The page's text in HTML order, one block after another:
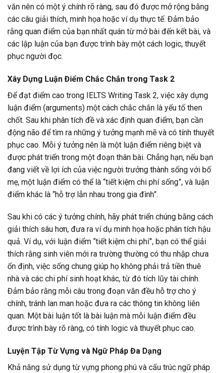
văn nên có một ý chính rõ ràng, sau đó được mở rộng bằng
các câu giải thích, minh họa hoặc ví dụ thực tế. Đảm bảo
rằng quan điểm của bạn nhất quán từ mở bài đến kết bài, và
các lập luận của bạn được trình bày một cách logic, thuyết
phục người đọc.
Xây Dựng Luận Điểm Chắc Chắn trong Task 2
Để đạt điểm cao trong IELTS Writing Task 2, việc xây dựng
luận điểm (arguments) một cách chắc chắn là yếu tố then
chốt. Sau khi phân tích đề và xác định quan điểm, bạn cần
động não để tìm ra những ý tưởng mạnh mẽ và có tính thuyết
phục cao. Mỗi ý tưởng nên là một luận điểm riêng biệt và
được phát triển trong một đoạn thân bài. Chẳng hạn, nếu bạn
đang viết về lợi ích của việc người trưởng thành sống với bố
mẹ, một luận điểm có thể là “tiết kiệm chi phí sống”, và luận
điểm khác là “hỗ trợ lẫn nhau trong gia đình”.
Sau khi có các ý tưởng chính, hãy phát triển chúng bằng cách
giải thích sâu hơn, đưa ra ví dụ minh họa hoặc phân tích hậu
quả. Ví dụ, với luận điểm “tiết kiệm chi phí”, bạn có thể giải
thích rằng sinh viên mới ra trường thường có thu nhập chưa
ổn định, việc sống chung giúp họ không phải trả tiền thuê
nhà và các chi phí sinh hoạt khác, từ đó tích lũy tài chính.
Đảm bảo rằng mỗi câu trong đoạn văn đều hỗ trợ cho ý
chính, tránh lan man hoặc đưa ra các thông tin không liên
quan. Một bài luận tốt là bài luận mà mỗi luận điểm đều
được trình bày rõ ràng, có tính logic và thuyết phục cao.
Luyện Tập Từ Vựng và Ngữ Pháp Đa Dạng
Khả năng sử dụng từ vựng phong phú và cấu trúc ngữ pháp